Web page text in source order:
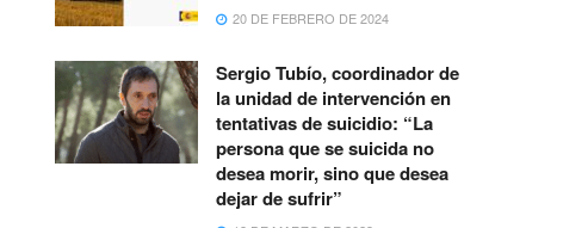
20 DE FEBRERO DE 2024
Sergio Tubío, coordinador de
la unidad de intervención en
tentativas de suicidio: “La
persona que se suicida no
desea morir, sino que desea
dejar de sufrir”